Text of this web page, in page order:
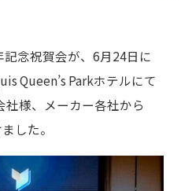
念祝賀会が、6月24日に
Queen’s Parkホテルにて
様、メーカー各社から
した。